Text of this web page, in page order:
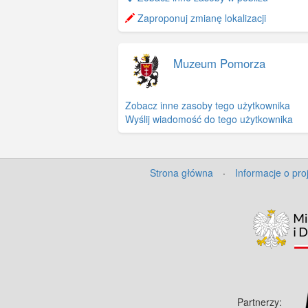
−
Zaproponuj zmianę lokalizacji
Muzeum Pomorza
Zobacz inne zasoby tego użytkownika
Wyślij wiadomość do tego użytkownika
Strona główna · Informacje o
Partnerzy: